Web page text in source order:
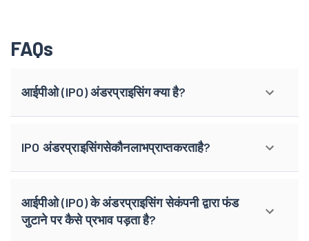
FAQs
आईपीओ (IPO) अंडरप्राइसिंग क्या है?
IPO अंडरप्राइसिंगसेकौनलाभप्राप्तकरताहै?
आईपीओ (IPO) के अंडरप्राइसिंग सेकंपनी द्वारा फंड
जुटाने पर कैसे प्रभाव पड़ता है?